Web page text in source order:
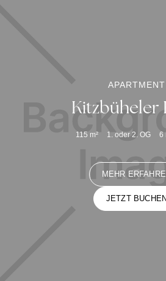
APARTMENT
Kitzbüheler
115 m² 1. oder 2. OG 6
MEHR
JETZT BUCHEN